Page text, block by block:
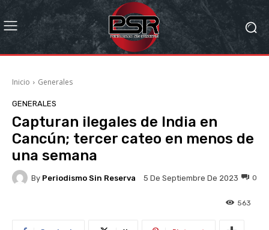
Inicio Generales
GENERALES
Capturan ilegales de India en
Cancún; tercer cateo en menos de
una semana
By Periodismo Sin Reserva 5 De Septiembre De 2023 0
563